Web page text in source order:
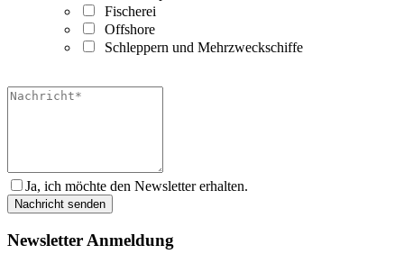
Fischerei
Offshore
Schleppern und Mehrzweckschiffe
Ja, ich möchte den Newsletter erhalten.
Newsletter Anmeldung